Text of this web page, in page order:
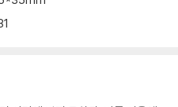
화경南華經》